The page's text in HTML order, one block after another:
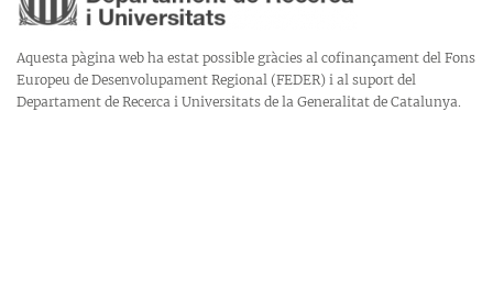
Aquesta pàgina web ha estat possible gràcies al cofinançament del Fons
Europeu de Desenvolupament Regional (FEDER) i al suport del
Departament de Recerca i Universitats de la Generalitat de Catalunya.